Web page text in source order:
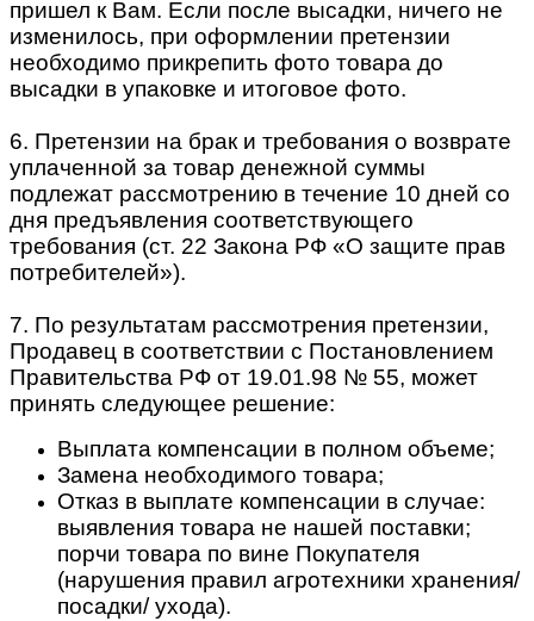
пришел к Вам. Если после высадки, ничего не
изменилось, при оформлении претензии
необходимо прикрепить фото товара до
высадки в упаковке и итоговое фото.
6. Претензии на брак и требования о возврате
уплаченной за товар денежной суммы
подлежат рассмотрению в течение 10 дней со
дня предъявления соответствующего
требования (ст. 22 Закона РФ «О защите прав
потребителей»).
7. По результатам рассмотрения претензии,
Продавец в соответствии с Постановлением
Правительства РФ от 19.01.98 № 55, может
принять следующее решение:
Выплата компенсации в полном объеме;
Замена необходимого товара;
Отказ в выплате компенсации в случае:
выявления товара не нашей поставки;
порчи товара по вине Покупателя
(нарушения правил агротехники хранения/
посадки/ ухода).